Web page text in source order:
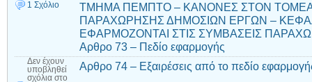
1 Σχόλιο
ΤΜΗΜΑ ΠΕΜΠΤΟ – ΚΑΝΟΝΕΣ ΣΤΟΝ
ΠΑΡΑΧΩΡΗΣΗΣ ΔΗΜΟΣΙΩΝ ΕΡΓΩΝ –
ΕΦΑΡΜΟΖΟΝΤΑΙ ΣΤΙΣ ΣΥΜΒΑΣΕΙΣ
Αρθρο 73 – Πεδίο εφαρμογής
Δεν έχουν
υποβληθεί
σχόλια στο
Αρθρο 74 – Εξαιρέσεις από το πεδίο